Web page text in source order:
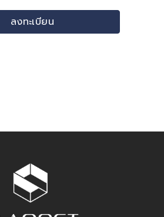
ลงทะเบียน